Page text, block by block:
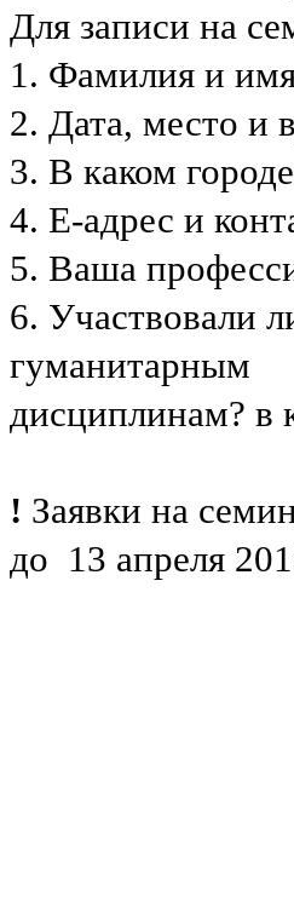
Для записи на
1. Фамилия и
2. Дата, место
3. В каком
4. Е-адрес и
5. Ваша
6. Участвовали
гуманитарным
дисциплинам? в
! Заявки на
до 13 апреля